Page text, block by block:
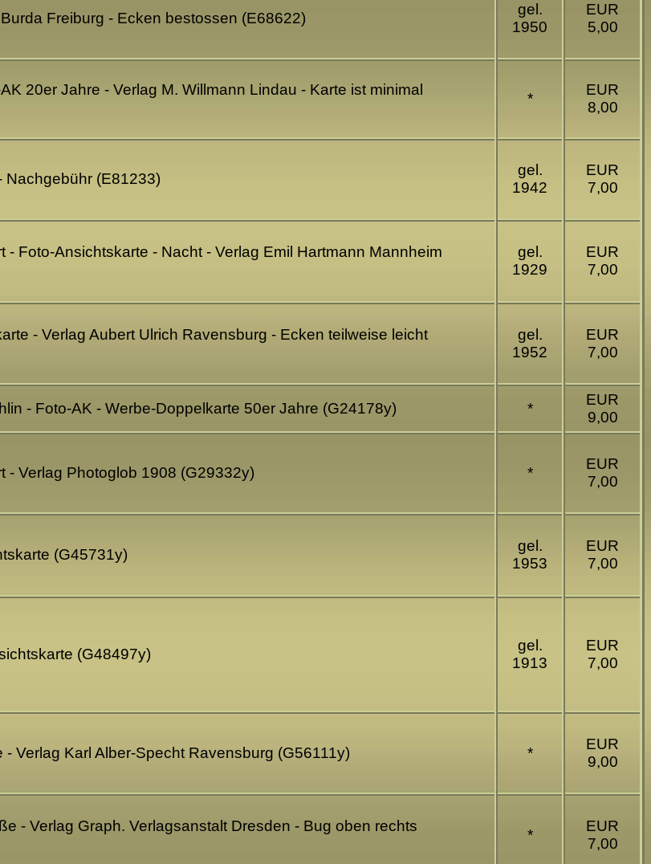
Freiburg - Ecken bestossen (E68622)
gel.
1950
EUR
5,00
20er Jahre - Verlag M. Willmann Lindau - Karte ist minimal
*
EUR
8,00
Nachgebühr (E81233)
gel.
1942
EUR
7,00
Foto-Ansichtskarte - Nacht - Verlag Emil Hartmann Mannheim
gel.
1929
EUR
7,00
- Verlag Aubert Ulrich Ravensburg - Ecken teilweise leicht
gel.
1952
EUR
7,00
- Foto-AK - Werbe-Doppelkarte 50er Jahre (G24178y) *
EUR
9,00
- Verlag Photoglob 1908 (G29332y) *
EUR
7,00
(G45731y)
gel.
1953
EUR
7,00
(G48497y)
gel.
1913
EUR
7,00
Verlag Karl Alber-Specht Ravensburg (G56111y) *
EUR
9,00
- Verlag Graph. Verlagsanstalt Dresden - Bug oben rechts
*
EUR
7,00